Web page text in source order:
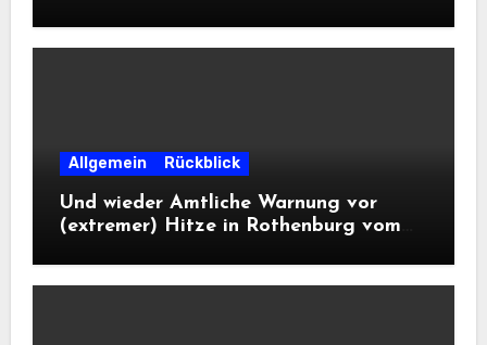
Allgemein Rückblick
Und wieder Amtliche Warnung vor
(extremer) Hitze in Rothenburg vom